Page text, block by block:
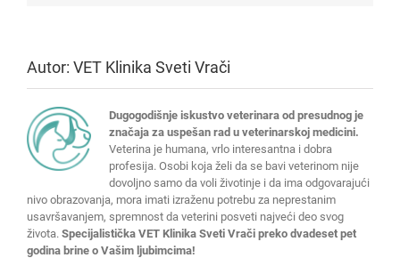
Autor: VET Klinika Sveti Vrači
Dugogodišnje iskustvo veterinara od presudnog je
značaja za uspešan rad u veterinarskoj medicini.
Veterina je humana, vrlo interesantna i dobra
profesija. Osobi koja želi da se bavi veterinom nije
dovoljno samo da voli životinje i da ima odgovarajući
nivo obrazovanja, mora imati izraženu potrebu za neprestanim
usavršavanjem, spremnost da veterini posveti najveći deo svog
života. Specijalistička VET Klinika Sveti Vrači preko dvadeset pet
godina brine o Vašim ljubimcima!